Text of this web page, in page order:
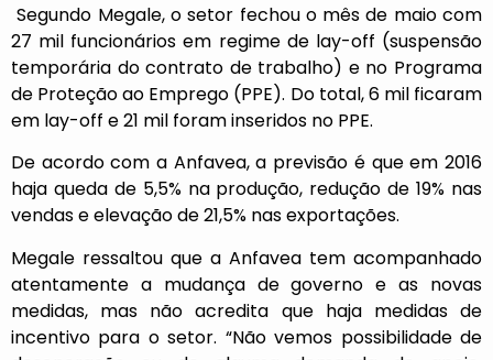
Segundo Megale, o setor fechou o mês de maio com
27 mil funcionários em regime de lay-off (suspensão
temporária do contrato de trabalho) e no Programa
de Proteção ao Emprego (PPE). Do total, 6 mil ficaram
em lay-off e 21 mil foram inseridos no PPE.
De acordo com a Anfavea, a previsão é que em 2016
haja queda de 5,5% na produção, redução de 19% nas
vendas e elevação de 21,5% nas exportações.
Megale ressaltou que a Anfavea tem acompanhado
atentamente a mudança de governo e as novas
medidas, mas não acredita que haja medidas de
incentivo para o setor. “Não vemos possibilidade de